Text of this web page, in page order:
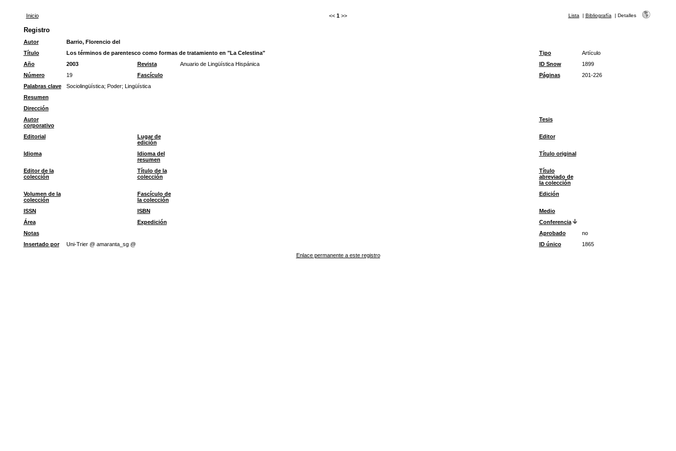
Inicio << 1 >> Lista | Bibliografía | Detalles
Registro
Autor
Barrio, Florencio del
Título
Los términos de parentesco como formas de tratamiento en "La Celestina" Tipo
Artículo
Año
2003 Revista Anuario de Lingüística Hispánica ID Snow
1899
Número
19 Fascículo Páginas
201-226
Palabras clave
Sociolingüística; Poder; Lingüística
Resumen
Dirección
Autor
corporativo
Tesis
Editorial
Lugar de
edición
Editor
Idioma
Idioma del
resumen
Título original
Editor de la
colección
Título de la
colección
Título
abreviado de
la colección
Volumen de la
colección
Fascículo de
la colección
Edición
ISSN ISBN
Medio
Área
Expedición
Conferencia
Notas
Aprobado
no
Insertado por
Uni-Trier @ amaranta_sg @ ID único
1865
Enlace permanente a este registro